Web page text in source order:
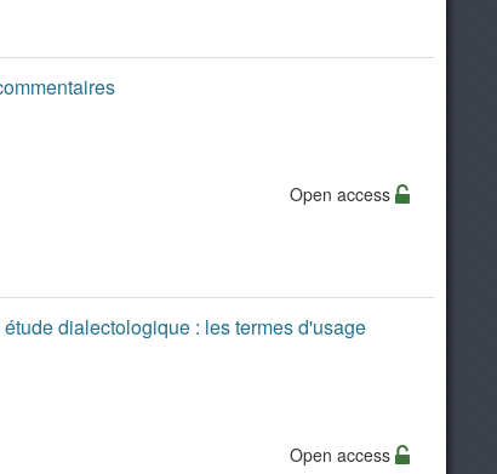
Open access
dialectologique : les termes d'usage
Open access